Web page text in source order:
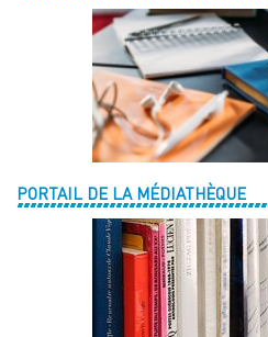
PORTAIL DE LA MÉDIATHÈQUE